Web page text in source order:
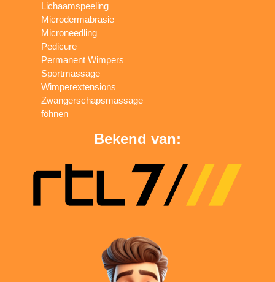
Lichaamspeeling
Microdermabrasie
Microneedling
Pedicure
Permanent Wimpers
Sportmassage
Wimperextensions
Zwangerschapsmassage
föhnen
Bekend van: